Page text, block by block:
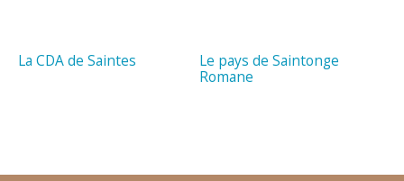
La CDA de Saintes
Le pays de Saintonge
Romane